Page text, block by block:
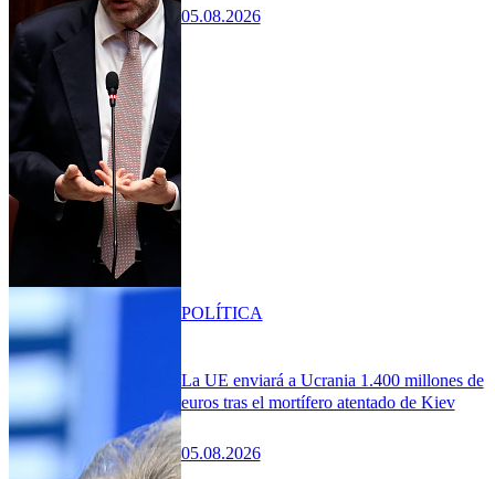
05.08.2026
La UE enviará a Ucrania 1.400 millones de
euros tras el mortífero atentado de Kiev
05.08.2026
POLÍTICA